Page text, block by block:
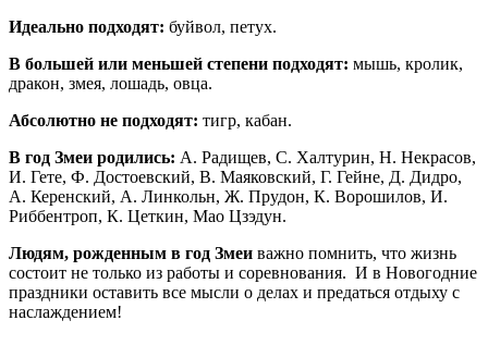
Идеально подходят: буйвол, петух.
В большей или меньшей степени подходят: мышь, кролик,
дракон, змея, лошадь, овца.
Абсолютно не подходят: тигр, кабан.
В год Змеи родились: А. Радищев, С. Халтурин, Н. Некрасов,
И. Гете, Ф. Достоевский, В. Маяковский, Г. Гейне, Д. Дидро,
А. Керенский, А. Линкольн, Ж. Прудон, К. Ворошилов, И.
Риббентроп, К. Цеткин, Мао Цзэдун.
Людям, рожденным в год Змеи важно помнить, что жизнь
состоит не только из работы и соревнования. И в Новогодние
праздники оставить все мысли о делах и предаться отдыху с
наслаждением!